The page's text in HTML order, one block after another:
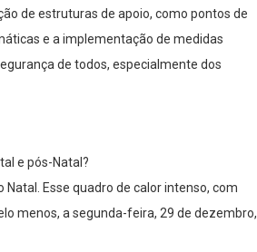
de estruturas de apoio, como pontos de
e a implementação de medidas
de todos, especialmente dos
e pós-Natal?
Esse quadro de calor intenso, com
menos, a segunda-feira, 29 de dezembro,